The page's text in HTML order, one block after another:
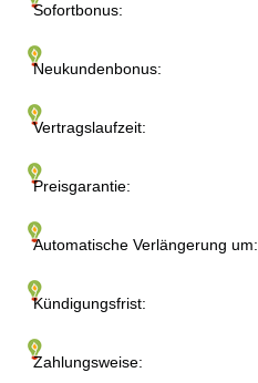
Sofortbonus:
Neukundenbonus:
Vertragslaufzeit:
Preisgarantie:
Automatische Verlängerung um:
Kündigungsfrist:
Zahlungsweise: